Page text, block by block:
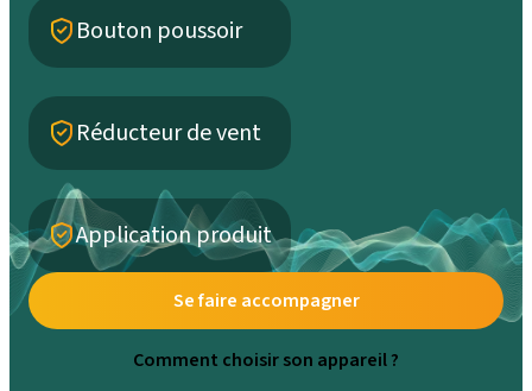
Bouton poussoir
Réducteur de vent
Application produit
Se faire accompagner
Comment choisir son appareil ?